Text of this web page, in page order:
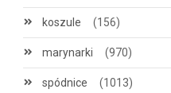
koszule (156)
marynarki (970)
spódnice (1013)